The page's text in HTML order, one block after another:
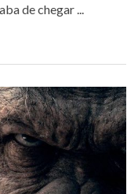
de chegar ...